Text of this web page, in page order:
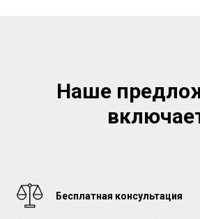
Наше
Бесплатная консультация